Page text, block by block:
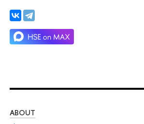
ABOUT